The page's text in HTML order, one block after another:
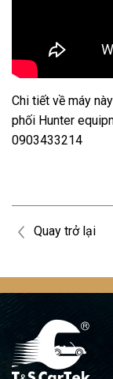
Chi tiết về máy
phối Hunter
0903433214
Quay trở lại